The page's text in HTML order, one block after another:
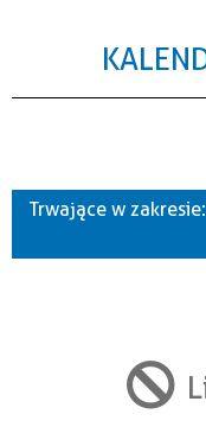
Szukana fraza
Trwające w zakresie
Trwające w zakresie: